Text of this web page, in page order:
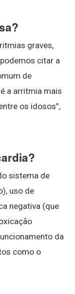
graves,
citar a
de
a arritmia mais
os idosos”,
sistema de
uso de
negativa (que
da
como o